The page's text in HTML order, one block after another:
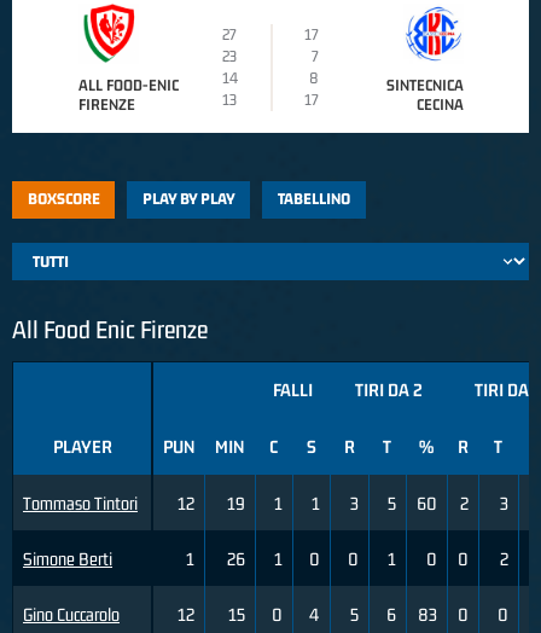
ALL FOOD-ENIC
FIRENZE
27
17
23
7
14
8
13
17
SINTECNICA
CECINA
BOXSCORE PLAY BY PLAY TABELLINO
All Food Enic Firenze
PLAYER
Tommaso Tintori
Simone Berti
Gino Cuccarolo
FALLI TIRI DA 2 TIRI DA 3
PUN MIN C S R T % R T
12 19 1 1 3 5 60 2 3
1 26 1 0 0 1 0 0 2
12 15 0 4 5 6 83 0 0